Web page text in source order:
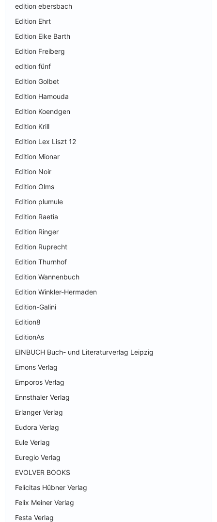
edition ebersbach
Edition Ehrt
Edition Eike Barth
Edition Freiberg
edition fünf
Edition Golbet
Edition Hamouda
Edition Koendgen
Edition Krill
Edition Lex Liszt 12
Edition Mionar
Edition Noir
Edition Olms
Edition plumule
Edition Raetia
Edition Ringer
Edition Ruprecht
Edition Thurnhof
Edition Wannenbuch
Edition Winkler-Hermaden
Edition-Galini
Edition8
EditionAs
EINBUCH Buch- und Literaturverlag Leipzig
Emons Verlag
Emporos Verlag
Ennsthaler Verlag
Erlanger Verlag
Eudora Verlag
Eule Verlag
Euregio Verlag
EVOLVER BOOKS
Felicitas Hübner Verlag
Felix Meiner Verlag
Festa Verlag